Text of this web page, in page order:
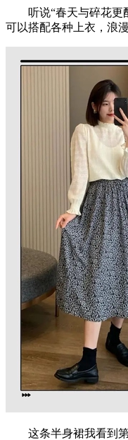
听说“春天与碎花更
可以搭配各种上衣，浪
这条半身裙我看到第